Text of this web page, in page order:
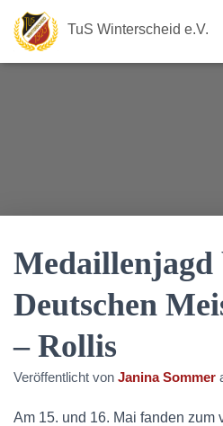
TuS Winterscheid e.V.
Medaillenjagd
Deutschen
– Rollis
Veröffentlicht von Janina Sommer
Am 15. und 16. Mai fanden zum